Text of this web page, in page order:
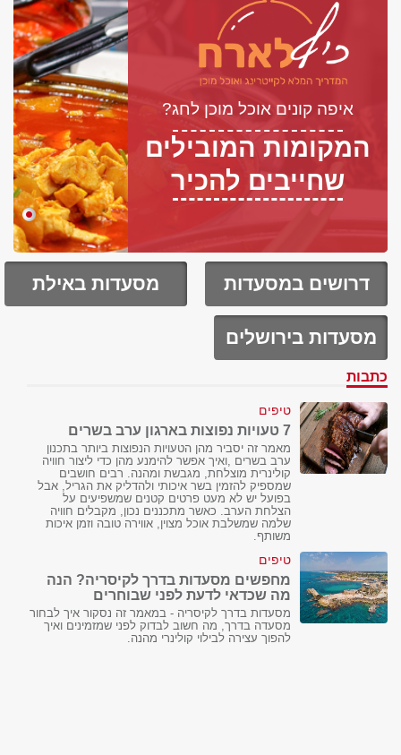
איפה קונים אוכל מוכן לחג?
המקומות המובילים
שחייבים להכיר
דרושים במסעדות מסעדות באילת
מסעדות בירושלים
כתבות
טיפים
7 טעויות נפוצות בארגון ערב בשרים
מאמר זה יסביר מהן הטעויות הנפוצות ביותר בתכנון
ערב בשרים ,ואיך אפשר להימנע מהן כדי ליצור חוויה
קולינרית מוצלחת, מגבשת ומהנה. רבים חושבים
שמספיק להזמין בשר איכותי ולהדליק את הגריל, אבל
בפועל יש לא מעט פרטים קטנים שמשפיעים על
הצלחת הערב. כאשר מתכננים נכון, מקבלים חוויה
שלמה שמשלבת אוכל מצוין, אווירה טובה וזמן איכות
משותף.
טיפים
מחפשים מסעדות בדרך לקיסריה? הנה
מה שכדאי לדעת לפני שבוחרים
מסעדות בדרך לקיסריה - במאמר זה נסקור איך לבחור
מסעדה בדרך, מה חשוב לבדוק לפני שמזמינים ואיך
להפוך עצירה לבילוי קולינרי מהנה.